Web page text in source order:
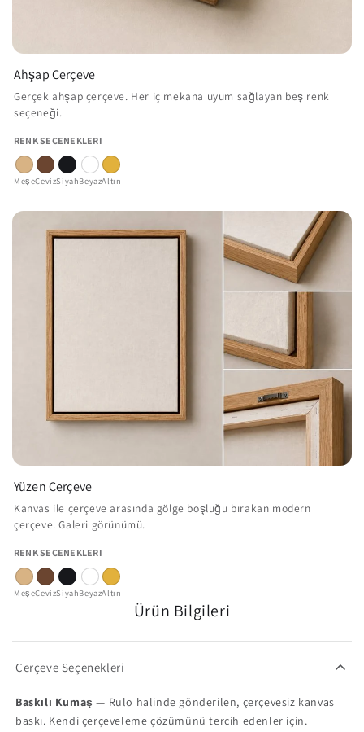
Ahşap Çerçeve
Gerçek ahşap çerçeve. Her iç mekana uyum sağlayan beş renk
seçeneği.
RENK SEÇENEKLERI
MeşeCevizSiyahBeyazAltın
Yüzen Çerçeve
Kanvas ile çerçeve arasında gölge boşluğu bırakan modern
çerçeve. Galeri görünümü.
RENK SEÇENEKLERI
MeşeCevizSiyahBeyazAltın
Ürün Bilgileri
Çerçeve Seçenekleri
Baskılı Kumaş — Rulo halinde gönderilen, çerçevesiz kanvas
baskı. Kendi çerçeveleme çözümünü tercih edenler için.